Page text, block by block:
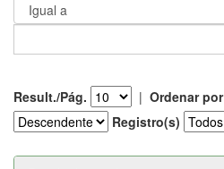
Result./Pág. | Ordenar por
Registro(s)